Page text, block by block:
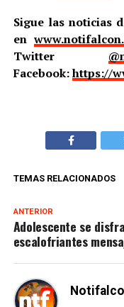
Sigue las noticias
en
Twitter
Facebook:https://
TEMAS RELACIONADOS
ANTERIOR
Adolescente se
escalofriantes